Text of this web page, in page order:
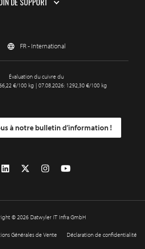
FR - International
Évaluation du cuivre du
€/100 kg | 07.08.2026: 1292,30 €/100 kg
à notre bulletin d’information !
© 2026 Datwyler IT Infra GmbH
Générales de Vente Déclaration de confidentialité